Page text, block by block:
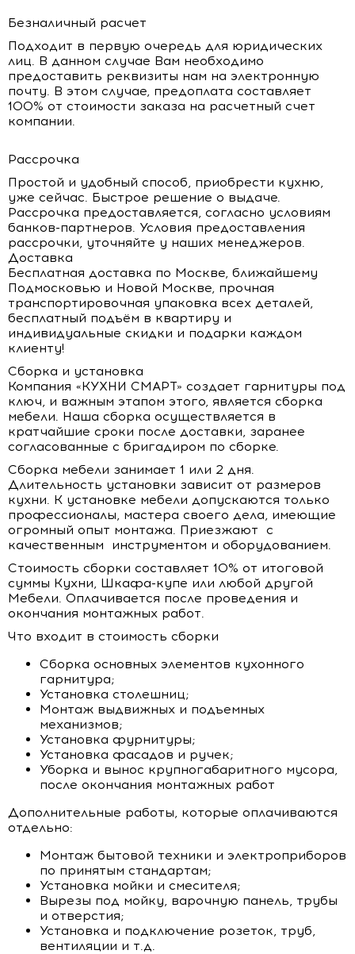
Безналичный расчет
Подходит в первую очередь для юридических
лиц. В данном случае Вам необходимо
предоставить реквизиты нам на электронную
почту. В этом случае, предоплата составляет
100% от стоимости заказа на расчетный счет
компании.
Рассрочка
Простой и удобный способ, приобрести кухню,
уже сейчас. Быстрое решение о выдаче.
Рассрочка предоставляется, согласно условиям
банков-партнеров. Условия предоставления
рассрочки, уточняйте у наших менеджеров.
Доставка
Бесплатная доставка по Москве, ближайшему
Подмосковью и Новой Москве, прочная
транспортировочная упаковка всех деталей,
бесплатный подъём в квартиру и
индивидуальные скидки и подарки каждом
клиенту!
Сборка и установка
Компания «КУХНИ СМАРТ» создает гарнитуры под
ключ, и важным этапом этого, является сборка
мебели. Наша сборка осуществляется в
кратчайшие сроки после доставки, заранее
согласованные с бригадиром по сборке.
Сборка мебели занимает 1 или 2 дня.
Длительность установки зависит от размеров
кухни. К установке мебели допускаются только
профессионалы, мастера своего дела, имеющие
огромный опыт монтажа. Приезжают с
качественным инструментом и оборудованием.
Стоимость сборки составляет 10% от итоговой
суммы Кухни, Шкафа-купе или любой другой
Мебели. Оплачивается после проведения и
окончания монтажных работ.
Что входит в стоимость сборки
Сборка основных элементов кухонного
гарнитура;
Установка столешниц;
Монтаж выдвижных и подъемных
механизмов;
Установка фурнитуры;
Установка фасадов и ручек;
Уборка и вынос крупногабаритного мусора,
после окончания монтажных работ
Дополнительные работы, которые оплачиваются
отдельно:
Монтаж бытовой техники и электроприборов
по принятым стандартам;
Установка мойки и смесителя;
Вырезы под мойку, варочную панель, трубы
и отверстия;
Установка и подключение розеток, труб,
вентиляции и т.д.